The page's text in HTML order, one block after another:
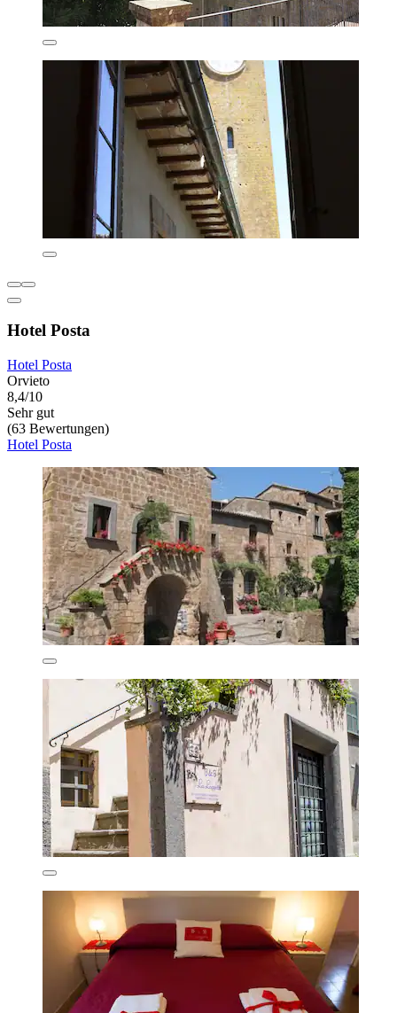
Hotel Posta
Hotel Posta
Orvieto
8,4/10
Sehr gut
(63 Bewertungen)
Hotel Posta